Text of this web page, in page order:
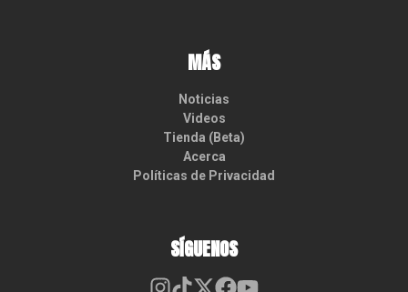
MÁS
Noticias
Videos
Tienda (Beta)
Acerca
Políticas de Privacidad
SÍGUENOS